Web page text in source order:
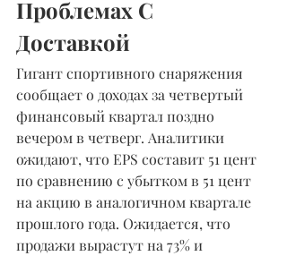
Проблемах С
Доставкой
Гигант спортивного снаряжения
сообщает о доходах за четвертый
финансовый квартал поздно
вечером в четверг. Аналитики
ожидают, что EPS составит 51 цент
по сравнению с убытком в 51 цент
на акцию в аналогичном квартале
прошлого года. Ожидается, что
продажи вырастут на 73% и